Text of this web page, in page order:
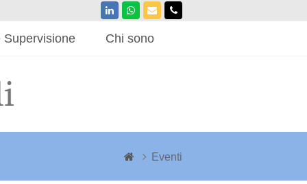
LinkedInWhatsapp
EmailPhone
Supervisione Chi sono
Eventi